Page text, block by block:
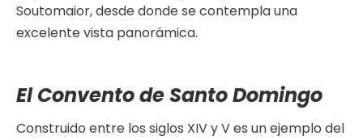
Soutomaior, desde donde se contempla una
excelente vista panorámica.
El Convento de Santo Domingo
Construido entre los siglos XIV y V es un ejemplo del